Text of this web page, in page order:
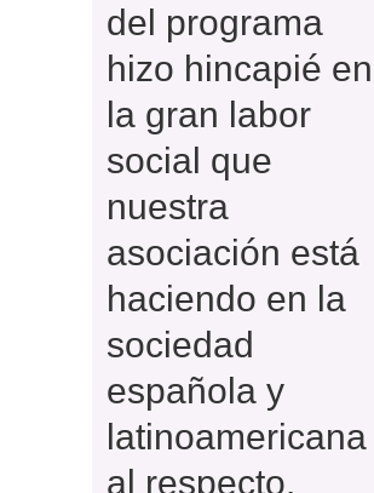
del programa
hizo hincapié en
la gran labor
social que
nuestra
asociación está
haciendo en la
sociedad
española y
latinoamericana
al respecto.